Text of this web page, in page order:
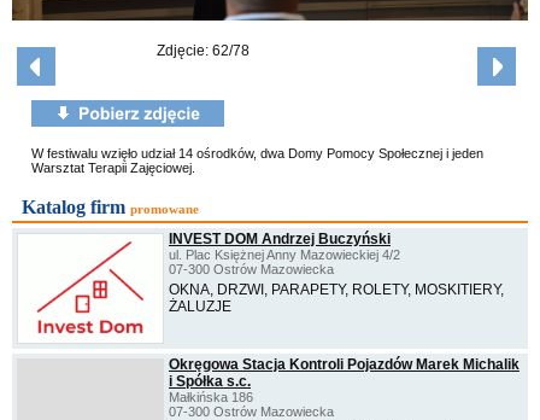
Zdjęcie: 62/78
W festiwalu wzięło udział 14 ośrodków, dwa Domy Pomocy Społecznej i jeden
Warsztat Terapii Zajęciowej.
Katalog firm promowane
INVEST DOM Andrzej Buczyński
ul. Plac Księżnej Anny Mazowieckiej 4/2
07-300 Ostrów Mazowiecka
OKNA, DRZWI, PARAPETY, ROLETY, MOSKITIERY,
ŻALUZJE
Okręgowa Stacja Kontroli Pojazdów Marek Michalik
i Spółka s.c.
Małkińska 186
07-300 Ostrów Mazowiecka